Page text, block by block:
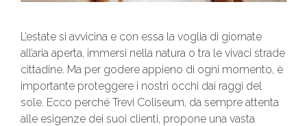
L’estate si avvicina e con essa la voglia di giornate
all’aria aperta, immersi nella natura o tra le vivaci strade
cittadine. Ma per godere appieno di ogni momento, è
importante proteggere i nostri occhi dai raggi del
sole. Ecco perché Trevi Coliseum, da sempre attenta
alle esigenze dei suoi clienti, propone una vasta